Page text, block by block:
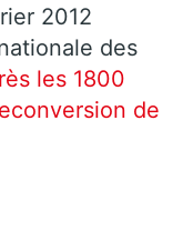
2012
des
les 1800
de